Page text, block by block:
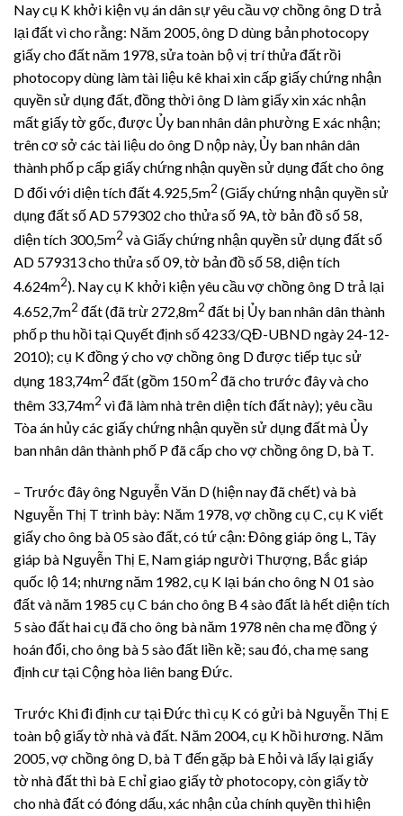
Nay cụ K khởi kiện vụ án dân sự yêu cầu vợ chồng ông D trả
lại đất vì cho rằng: Năm 2005, ông D dùng bản photocopy
giấy cho đất năm 1978, sửa toàn bộ vị trí thửa đất rồi
photocopy dùng làm tài liệu kê khai xin cấp giấy chứng nhận
quyền sử dụng đất, đồng thời ông D làm giấy xin xác nhận
mất giấy tờ gốc, được Ủy ban nhân dân phường E xác nhận;
trên cơ sở các tài liệu do ông D nộp này, Ủy ban nhân dân
thành phố p cấp giấy chứng nhận quyền sử dụng đất cho ông
D đối với diện tích đất 4.925,5m2 (Giấy chứng nhận quyền sử
dụng đất số AD 579302 cho thửa số 9A, tờ bản đồ số 58,
diện tích 300,5m2 và Giấy chứng nhận quyền sử dụng đất số
AD 579313 cho thửa số 09, tờ bản đồ số 58, diện tích
4.624m2). Nay cụ K khởi kiện yêu cầu vợ chồng ông D trả lại
4.652,7m2 đất (đã trừ 272,8m2 đất bị Ủy ban nhân dân thành
phố p thu hồi tại Quyết định số 4233/QĐ-UBND ngày 24-12-
2010); cụ K đồng ý cho vợ chồng ông D được tiếp tục sử
dụng 183,74m2 đất (gồm 150 m2 đã cho trước đây và cho
thêm 33,74m2 vì đã làm nhà trên diện tích đất này); yêu cầu
Tòa án hủy các giấy chứng nhận quyền sử dụng đất mà Ủy
ban nhân dân thành phố P đã cấp cho vợ chồng ông D, bà T.
– Trước đây ông Nguyễn Văn D (hiện nay đã chết) và bà
Nguyễn Thị T trình bày: Năm 1978, vợ chồng cụ C, cụ K viết
giấy cho ông bà 05 sào đất, có tứ cận: Đông giáp ông L, Tây
giáp bà Nguyễn Thị E, Nam giáp người Thượng, Bắc giáp
quốc lộ 14; nhưng năm 1982, cụ K lại bán cho ông N 01 sào
đất và năm 1985 cụ C bán cho ông B 4 sào đất là hết diện tích
5 sào đất hai cụ đã cho ông bà năm 1978 nên cha mẹ đồng ý
hoán đổi, cho ông bà 5 sào đất liền kề; sau đó, cha mẹ sang
định cư tại Cộng hòa liên bang Đức.
Trước Khi đi định cư tại Đức thì cụ K có gửi bà Nguyễn Thị E
toàn bộ giấy tờ nhà và đất. Năm 2004, cụ K hồi hương. Năm
2005, vợ chồng ông D, bà T đến gặp bà E hỏi và lấy lại giấy
tờ nhà đất thì bà E chỉ giao giấy tờ photocopy, còn giấy tờ
cho nhà đất có đóng dấu, xác nhận của chính quyền thì hiện